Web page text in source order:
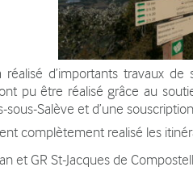
d’importants travaux de
pu être réalisé grâce au
Salève et d’une
complètement realisé les
et GR St-Jacques de